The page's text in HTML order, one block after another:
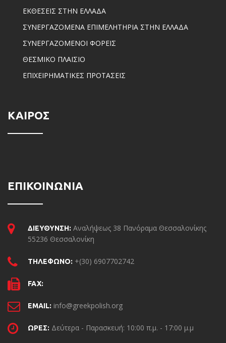
ΕΚΘΕΣΕΙΣ ΣΤΗΝ ΕΛΛΑΔΑ
ΣΥΝΕΡΓΑΖΟΜΕΝΑ ΕΠΙΜΕΛΗΤΗΡΙΑ ΣΤΗΝ ΕΛΛΑΔΑ
ΣΥΝΕΡΓΑΖΟΜΕΝΟΙ ΦΟΡΕΙΣ
ΘΕΣΜΙΚΟ ΠΛΑΙΣΙΟ
ΕΠΙΧΕΙΡΗΜΑΤΙΚΕΣ ΠΡΟΤΑΣΕΙΣ
ΚΑΙΡΟΣ
ΕΠΙΚΟΙΝΩΝΙΑ
ΔΙΕΥΘΥΝΣΗ: Αναλήψεως 38 Πανόραμα Θεσσαλονίκης
55236 Θεσσαλονίκη
ΤΗΛΕΦΩΝΟ: +(30) 6907702742
FAX:
EMAIL: info@greekpolish.org
ΩΡΕΣ: Δεύτερα - Παρασκευή: 10:00 π.μ. - 17:00 μ.μ